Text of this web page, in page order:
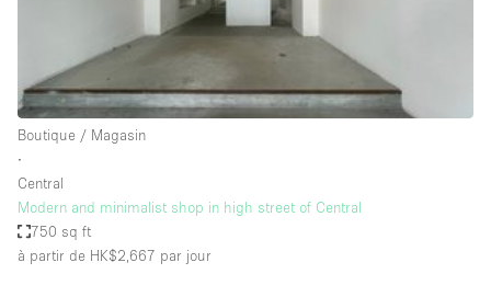
Salle
Salle de Conférence
Salle de Réunion
Salon Beauté / Coiffure
Studio Photo / Tournage
Boutique / Magasin
∙
Central
Modern and minimalist shop in high street of Central
750 sq ft
à partir de HK$2,667 par jour